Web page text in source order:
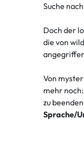
Suche
Doch der
die von
Von
mehr
zu
Sprache/